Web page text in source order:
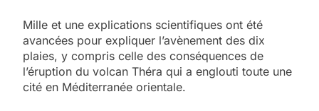
Mille et une explications scientifiques ont été
avancées pour expliquer l’avènement des dix
plaies, y compris celle des conséquences de
l’éruption du volcan Théra qui a englouti toute une
cité en Méditerranée orientale.